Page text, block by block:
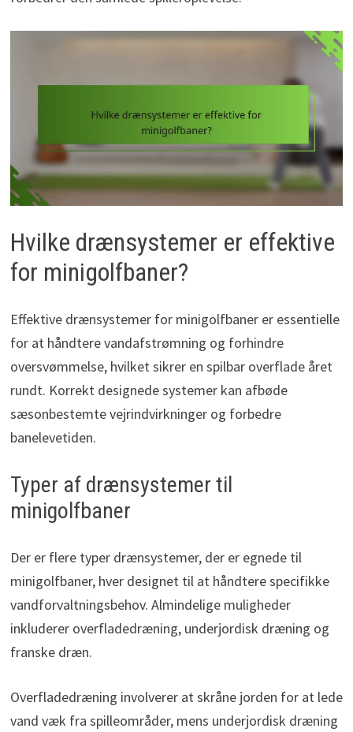
Hvilke drænsystemer er effektive
for minigolfbaner?
Effektive drænsystemer for minigolfbaner er essentielle
for at håndtere vandafstrømning og forhindre
oversvømmelse, hvilket sikrer en spilbar overflade året
rundt. Korrekt designede systemer kan afbøde
sæsonbestemte vejrindvirkninger og forbedre
banelevetiden.
Typer af drænsystemer til
minigolfbaner
Der er flere typer drænsystemer, der er egnede til
minigolfbaner, hver designet til at håndtere specifikke
vandforvaltningsbehov. Almindelige muligheder
inkluderer overfladedræning, underjordisk dræning og
franske dræn.
Overfladedræning involverer at skråne jorden for at lede
vand væk fra spilleområder, mens underjordisk dræning